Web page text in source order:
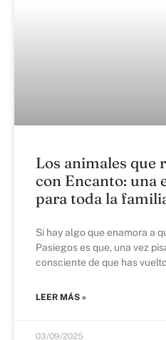
Los animales que
con Encanto: una
para toda la
Si hay algo que enamora a
Pasiegos es que, una vez
consciente de que has
LEER MÁS »
03/09/2025